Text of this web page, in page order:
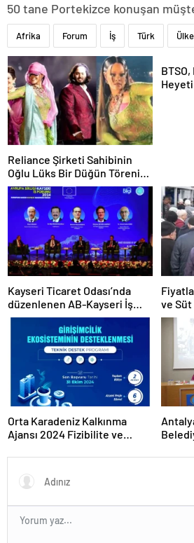
50 tane Portekizce konuşan
Afrika Forum İş Türk Ülke
Reliance Şirketi Sahibinin
Oğlu Lüks Bir Düğün Töreni
Düzenledi
Kayseri Ticaret Odası’nda
düzenlenen AB-Kayseri İş
Forumu’nda yeşil dönüşüm
ve dijitalleşme vurgusu
yapıldı
ve
Orta Karadeniz Kalkınma
Ajansı 2024 Fizibilite ve
İlan Etti